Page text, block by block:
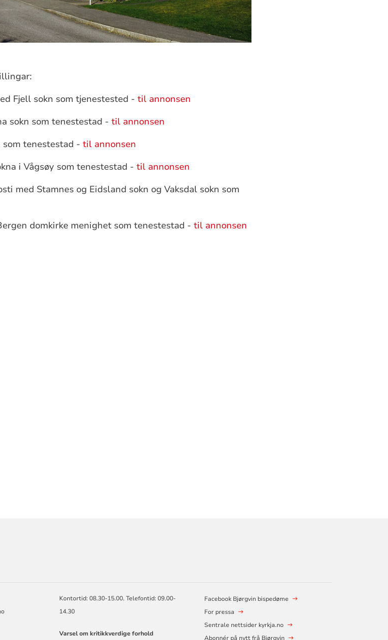
Fjell sokn som tjenestested - til annonsen
sokn som tenestestad - til annonsen
som tenestestad - til annonsen
i Vågsøy som tenestestad - til annonsen
med Stamnes og Eidsland sokn og Vaksdal sokn som
domkirke menighet som tenestestad - til annonsen
Kontortid: 08.30-15.00. Telefontid: 09.00-
14.30
Varsel om kritikkverdige forhold
Facebook Bjørgvin bispedøme
For pressa
Sentrale nettsider kyrkja.no
Abonnér på nytt frå Bjørgvin